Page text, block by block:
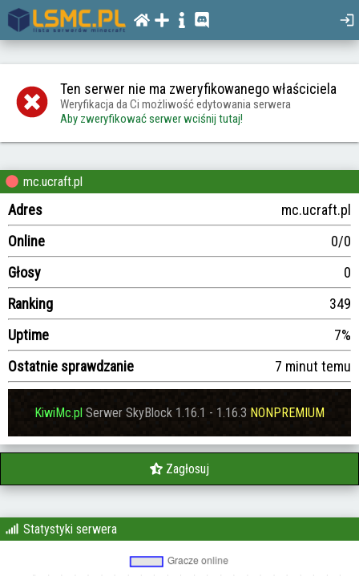
Ten serwer nie ma zweryfikowanego właściciela
Weryfikacja da Ci możliwość edytowania serwera
Aby zweryfikować serwer wciśnij tutaj!
mc.ucraft.pl
Adres
mc.ucraft.pl
Online
0/0
Głosy
0
Ranking
349
Uptime
7%
Ostatnie sprawdzanie
7 minut temu
KiwiMc.pl Serwer SkyBlock 1.16.1 - 1.16.3 NONPREMIUM
Zagłosuj
Statystyki serwera